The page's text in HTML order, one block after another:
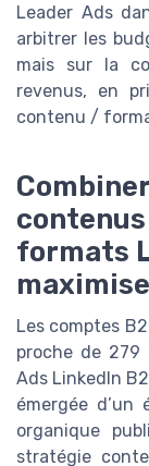
Leader Ads
arbitrer les
mais sur la
revenus, en
contenu /
formats
Les comptes
proche de
Ads LinkedIn
émergée d’un
organique
stratégie